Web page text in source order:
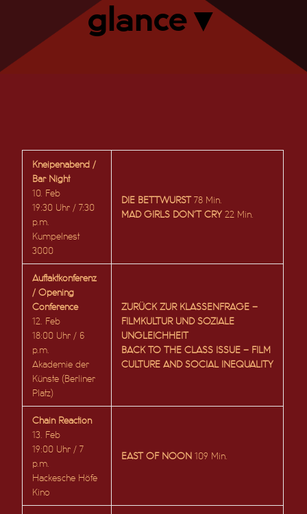
glance▼
Kneipenabend /
Bar Night
10. Feb
19:30 Uhr / 7:30
p.m.
Kumpelnest
3000
DIE BETTWURST78 Min.
MAD GIRLS DON’T CRY 22 Min.
Auftaktkonferenz
/ Opening
Conference
12. Feb
18:00 Uhr / 6
p.m.
Akademie der
Künste (Berliner
Platz)
ZURÜCK ZUR KLASSENFRAGE –
FILMKULTUR UND SOZIALE
UNGLEICHHEIT
BACK TO THE CLASS ISSUE – FILM
CULTURE AND SOCIAL INEQUALITY
Chain Reaction
13. Feb
19:00 Uhr / 7
p.m.
Hackesche Höfe
Kino
EAST OF NOON 109 Min.